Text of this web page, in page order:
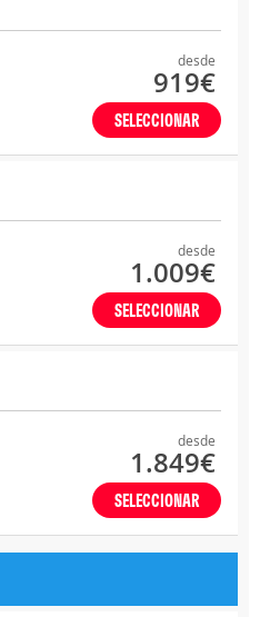
desde
919€
SELECCIONAR
desde
1.009€
SELECCIONAR
desde
1.849€
SELECCIONAR